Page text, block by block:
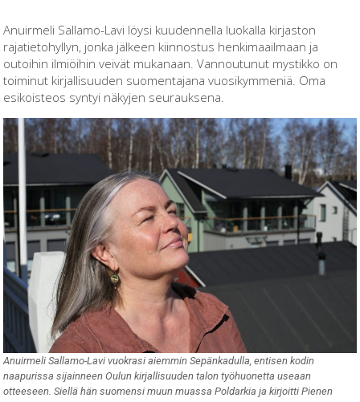
Anuirmeli Sallamo-Lavi löysi kuudennella luokalla kirjaston
rajatietohyllyn, jonka jälkeen kiinnostus henkimaailmaan ja
outoihin ilmiöihin veivät mukanaan. Vannoutunut mystikko on
toiminut kirjallisuuden suomentajana vuosikymmeniä. Oma
esikoisteos syntyi näkyjen seurauksena.
Anuirmeli Sallamo-Lavi vuokrasi aiemmin Sepänkadulla, entisen kodin
naapurissa sijainneen Oulun kirjallisuuden talon työhuonetta useaan
otteeseen. Siellä hän suomensi muun muassa Poldarkia ja kirjoitti Pienen